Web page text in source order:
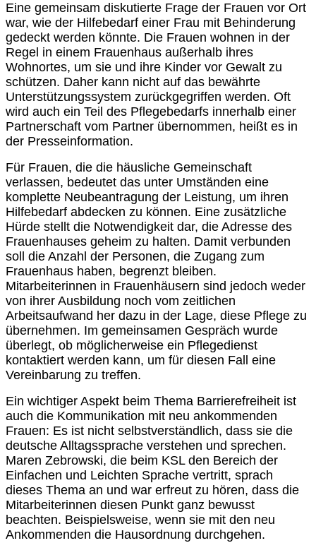
Eine gemeinsam diskutierte Frage der Frauen vor Ort
war, wie der Hilfebedarf einer Frau mit Behinderung
gedeckt werden könnte. Die Frauen wohnen in der
Regel in einem Frauenhaus außerhalb ihres
Wohnortes, um sie und ihre Kinder vor Gewalt zu
schützen. Daher kann nicht auf das bewährte
Unterstützungssystem zurückgegriffen werden. Oft
wird auch ein Teil des Pflegebedarfs innerhalb einer
Partnerschaft vom Partner übernommen, heißt es in
der Presseinformation.
Für Frauen, die die häusliche Gemeinschaft
verlassen, bedeutet das unter Umständen eine
komplette Neubeantragung der Leistung, um ihren
Hilfebedarf abdecken zu können. Eine zusätzliche
Hürde stellt die Notwendigkeit dar, die Adresse des
Frauenhauses geheim zu halten. Damit verbunden
soll die Anzahl der Personen, die Zugang zum
Frauenhaus haben, begrenzt bleiben.
Mitarbeiterinnen in Frauenhäusern sind jedoch weder
von ihrer Ausbildung noch vom zeitlichen
Arbeitsaufwand her dazu in der Lage, diese Pflege zu
übernehmen. Im gemeinsamen Gespräch wurde
überlegt, ob möglicherweise ein Pflegedienst
kontaktiert werden kann, um für diesen Fall eine
Vereinbarung zu treffen.
Ein wichtiger Aspekt beim Thema Barrierefreiheit ist
auch die Kommunikation mit neu ankommenden
Frauen: Es ist nicht selbstverständlich, dass sie die
deutsche Alltagssprache verstehen und sprechen.
Maren Zebrowski, die beim KSL den Bereich der
Einfachen und Leichten Sprache vertritt, sprach
dieses Thema an und war erfreut zu hören, dass die
Mitarbeiterinnen diesen Punkt ganz bewusst
beachten. Beispielsweise, wenn sie mit den neu
Ankommenden die Hausordnung durchgehen.